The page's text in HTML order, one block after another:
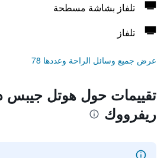
تلفاز بشاشة مسطحة
تلفاز
عرض جميع وسائل الراحة وعددها 78
تقييمات حول هوتل جيبس
ريفرووك